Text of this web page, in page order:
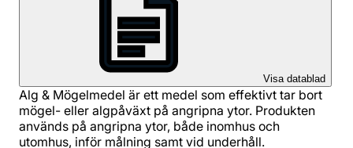
Visa datablad
Alg & Mögelmedel är ett medel som effektivt tar bort
mögel- eller algpåväxt på angripna ytor. Produkten
används på angripna ytor, både inomhus och
utomhus, inför målning samt vid underhåll.